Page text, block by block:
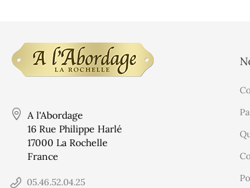
A l'Abordage
16 Rue Philippe Harlé
17000 La Rochelle
France
05.46.52.04.25